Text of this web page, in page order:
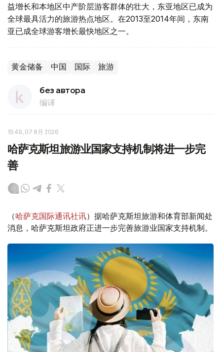
益增长和本地区中产阶层游客群体的壮大，东亚地区已成为
全球最具活力的旅游热点地区。在2013至2014年间，东南
亚已成全球游客增长最快地区之一。
黄金储备 中国 国际 旅游
без автора
编译
15:49, 07 8月 2026
哈萨克斯坦旅游业国家支持机制将进一步完
善
（哈萨克国际通讯社讯）据哈萨克斯坦旅游和体育部新闻处
消息，哈萨克斯坦政府正进一步完善旅游业国家支持机制。